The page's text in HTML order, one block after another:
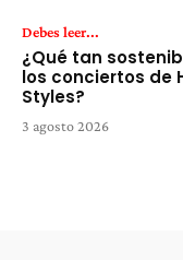
Debes leer...
¿Qué tan
los conciertos de
Styles?
3 agosto 2026